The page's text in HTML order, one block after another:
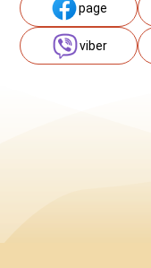
page
viber